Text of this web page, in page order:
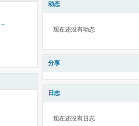
--
动态
现在还没有动态
分享
日志
现在还没有日志